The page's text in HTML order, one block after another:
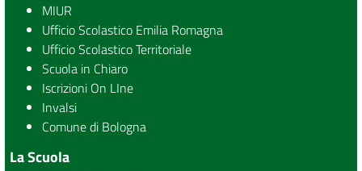
l’incontro
MIUR
Ufficio Scolastico Emilia Romagna
Ufficio Scolastico Territoriale
Scuola in Chiaro
Iscrizioni On LIne
Invalsi
Comune di Bologna
La Scuola